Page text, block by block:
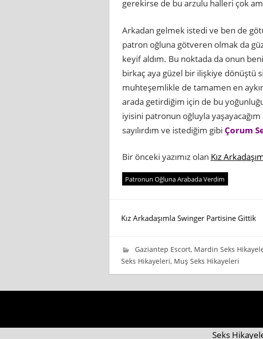
gerekirse de bu arzulu halleri çok
Arkadan gelmek istedi ve ben de
patron oğluna götveren olmak da
keyif aldım. Bu noktada da onun
birkaç aya güzel bir ilişkiye dönüştü
muhteşemlikle de tamamen en
arada getirdiğim için de bu
iyisini patronun oğluyla
sayılırdım ve istediğim gibi Çorum
Bir önceki yazımız olan Kız
Patronun Oğluna Arabada Verdim
Yazı
Kız Arkadaşımla Swinger Partisine Gittik
10 Nisan 2024
wpadmin_745cb4
Gaziantep Escort, Mardin Seks
Seks Hikayeleri, Muş Seks Hikayeleri
Seks